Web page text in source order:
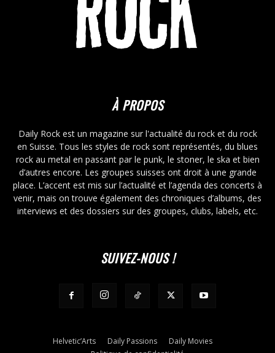
À PROPOS
Daily Rock est un magazine sur l'actualité du rock et du rock
en Suisse. Tous les styles de rock sont représentés, du blues
rock au metal en passant par le punk, le stoner, le ska et bien
d’autres encore. Les groupes suisses ont droit à une grande
place. L’accent est mis sur l’actualité et l’agenda des concerts à
venir, mais on trouve également des chroniques d’albums, des
interviews et des dossiers sur des groupes, clubs, labels, etc.
SUIVEZ-NOUS !
Helvetic’Arts Daily Passions
Daily Movies